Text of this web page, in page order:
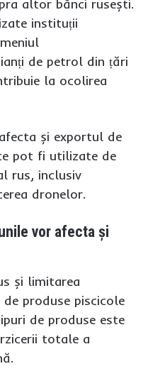
altor bănci rusești.
instituții
de petrol din țări
la ocolirea
și exportul de
pot fi utilizate de
rus, inclusiv
dronelor.
vor afecta și
și limitarea
produse piscicole
de produse este
totale a